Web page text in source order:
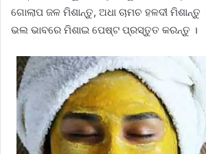
ଗୋଲାପ ଜଳ ମିଶାନ୍ତୁ, ଅଧା ଚାମଚ ହଳଦୀ
ଭଲ ଭାବରେ ମିଶାଇ ପେଷ୍ଟ ପ୍ରସ୍ତୁତ କରନ୍ତୁ ।